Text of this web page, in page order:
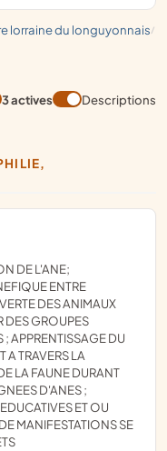
lorraine du longuyonnais/
3 actives
Descriptions
ENTRE
DES ANIMAUX
DES GROUPES
APPRENTISSAGE DU
A TRAVERS LA
LA FAUNE DURANT
D'ANES ;
ET OU
MANIFESTATIONS SE